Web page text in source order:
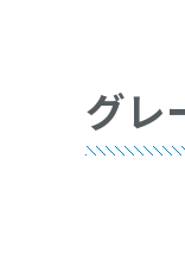
グレ